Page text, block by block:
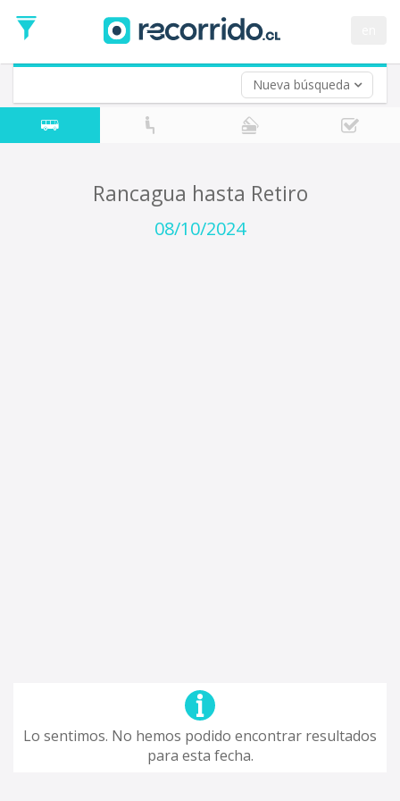
Nueva búsqueda
de
Ida
Vuelta (opcional)
Fecha
de
Rancagua hasta Retiro
08/10/2024
Lo sentimos. No hemos podido encontrar resultados
para esta fecha.